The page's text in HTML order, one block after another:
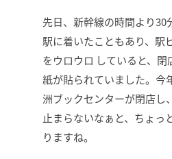
先日、新幹線の時間より30
駅に着いたこともあり、駅
をウロウロ していると、閉
紙が貼られていました。今
洲ブックセンターが閉店し
止まらないなぁと、ちょっ
りますね。